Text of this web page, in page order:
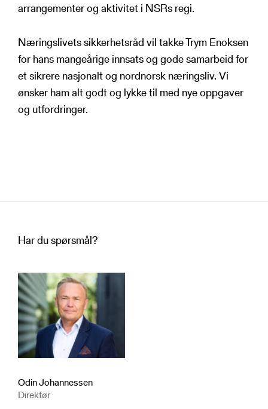
arrangementer og aktivitet i NSRs regi.
Næringslivets sikkerhetsråd vil takke Trym Enoksen
for hans mangeårige innsats og gode samarbeid for
et sikrere nasjonalt og nordnorsk næringsliv. Vi
ønsker ham alt godt og lykke til med nye oppgaver
og utfordringer.
Har du spørsmål?
Odin Johannessen
Direktør